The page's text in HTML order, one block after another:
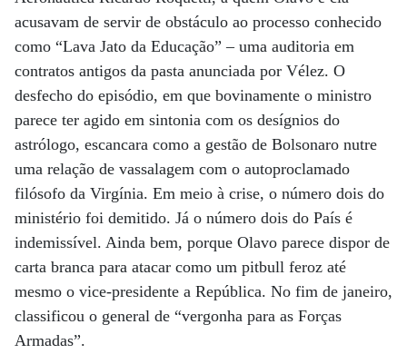
acusavam de servir de obstáculo ao processo conhecido
como “Lava Jato da Educação” – uma auditoria em
contratos antigos da pasta anunciada por Vélez. O
desfecho do episódio, em que bovinamente o ministro
parece ter agido em sintonia com os desígnios do
astrólogo, escancara como a gestão de Bolsonaro nutre
uma relação de vassalagem com o autoproclamado
filósofo da Virgínia. Em meio à crise, o número dois do
ministério foi demitido. Já o número dois do País é
indemissível. Ainda bem, porque Olavo parece dispor de
carta branca para atacar como um pitbull feroz até
mesmo o vice-presidente a República. No fim de janeiro,
classificou o general de “vergonha para as Forças
Armadas”.